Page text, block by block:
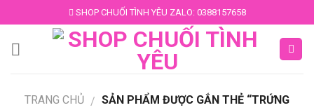
to
content
SHOP CHUỐI TÌNH YÊU ZALO: 0388157658
TRANG CHỦ / SẢN PHẨM ĐƯỢC GẮN THẺ “TRỨNG